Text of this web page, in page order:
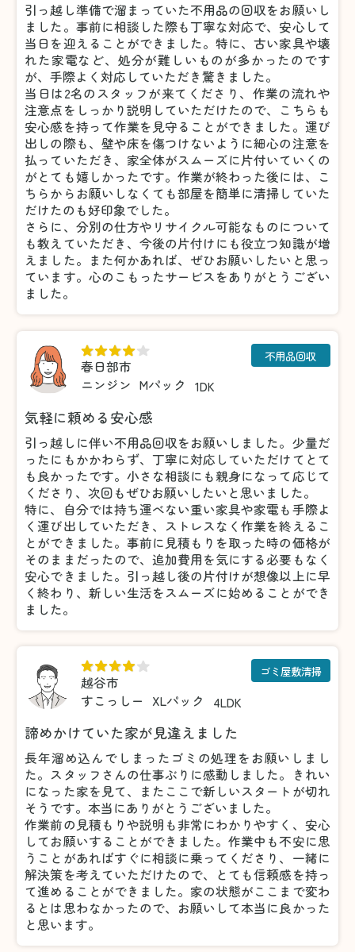
引っ越し準備で溜まっていた不用品の回収をお願いし
ました。事前に相談した際も丁寧な対応で、安心して
当日を迎えることができました。特に、古い家具や壊
れた家電など、処分が難しいものが多かったのです
が、手際よく対応していただき驚きました。
当日は2名のスタッフが来てくださり、作業の流れや
注意点をしっかり説明していただけたので、こちらも
安心感を持って作業を見守ることができました。運び
出しの際も、壁や床を傷つけないように細心の注意を
払っていただき、家全体がスムーズに片付いていくの
がとても嬉しかったです。作業が終わった後には、こ
ちらからお願いしなくても部屋を簡単に清掃していた
だけたのも好印象でした。
さらに、分別の仕方やリサイクル可能なものについて
も教えていただき、今後の片付けにも役立つ知識が増
えました。また何かあれば、ぜひお願いしたいと思っ
ています。心のこもったサービスをありがとうござい
ました。
春日部市
ニンジン Mパック 1DK
不用品回収
気軽に頼める安心感
引っ越しに伴い不用品回収をお願いしました。少量だ
ったにもかかわらず、丁寧に対応していただけてとて
も良かったです。小さな相談にも親身になって応じて
くださり、次回もぜひお願いしたいと思いました。
特に、自分では持ち運べない重い家具や家電も手際よ
く運び出していただき、ストレスなく作業を終えるこ
とができました。事前に見積もりを取った時の価格が
そのままだったので、追加費用を気にする必要もなく
安心できました。引っ越し後の片付けが想像以上に早
く終わり、新しい生活をスムーズに始めることができ
ました。
越谷市
すこっしー
XLパック 4LDK
ゴミ屋敷清掃
諦めかけていた家が見違えました
長年溜め込んでしまったゴミの処理をお願いしまし
た。スタッフさんの仕事ぶりに感動しました。きれい
になった家を見て、またここで新しいスタートが切れ
そうです。本当にありがとうございました。
作業前の見積もりや説明も非常にわかりやすく、安心
してお願いすることができました。作業中も不安に思
うことがあればすぐに相談に乗ってくださり、一緒に
解決策を考えていただけたので、とても信頼感を持っ
て進めることができました。家の状態がここまで変わ
るとは思わなかったので、お願いして本当に良かった
と思います。